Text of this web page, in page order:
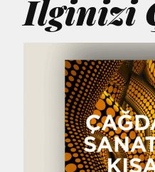
İlginizi